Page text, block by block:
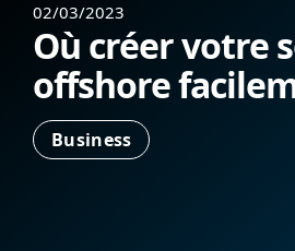
02/03/2023
Où créer votre
offshore
Business